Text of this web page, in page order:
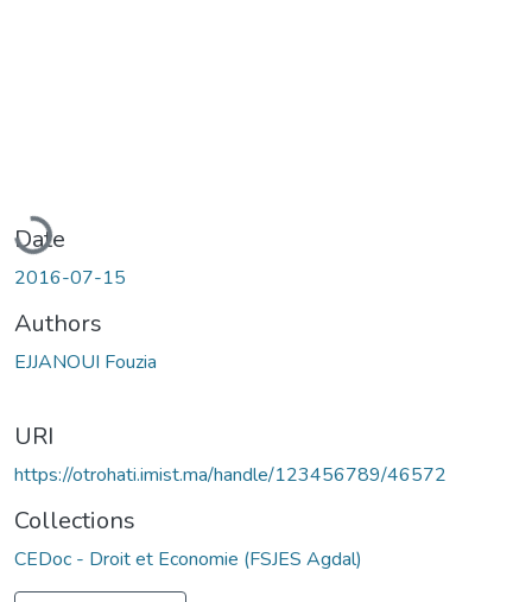
Date
2016-07-15
Authors
EJJANOUI Fouzia
URI
https://otrohati.imist.ma/handle/123456789/46572
Collections
CEDoc - Droit et Economie (FSJES Agdal)